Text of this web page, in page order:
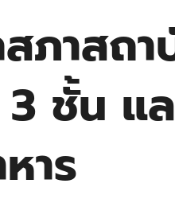
ภาสถ
3 ชั้น แ
าร